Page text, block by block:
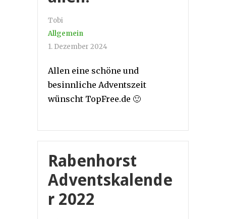
Tobi
Allgemein
1. Dezember 2024
Allen eine schöne und
besinnliche Adventszeit
wünscht TopFree.de 🙂
Rabenhorst
Adventskalende
r 2022